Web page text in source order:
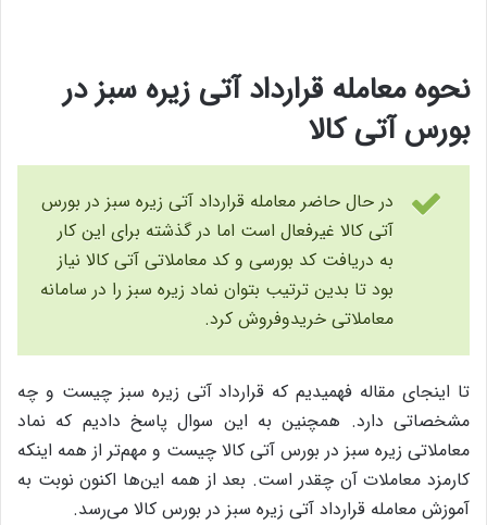
نحوه معامله قرارداد آتی زیره سبز در
بورس آتی کالا
در حال حاضر معامله قرارداد آتی زیره سبز در بورس
آتی کالا غیرفعال است اما در گذشته برای این کار
به دریافت کد بورسی و کد معاملاتی آتی کالا نیاز
بود تا بدین ترتیب بتوان نماد زیره سبز را در سامانه
معاملاتی خریدوفروش کرد.
تا اینجای مقاله فهمیدیم که قرارداد آتی زیره سبز چیست و چه
مشخصاتی دارد. همچنین به این سوال پاسخ دادیم که نماد
معاملاتی زیره سبز در بورس آتی کالا چیست و مهم‌تر از همه اینکه
کارمزد معاملات آن چقدر است. بعد از همه این‌ها اکنون نوبت به
آموزش معامله قرارداد آتی زیره سبز در بورس کالا می‌رسد.